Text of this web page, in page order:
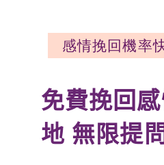
感情挽回機率
免費挽回
地 無限提